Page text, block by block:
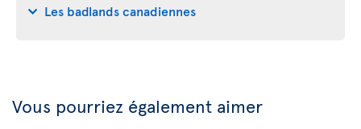
Les badlands canadiennes
Vous pourriez également aimer